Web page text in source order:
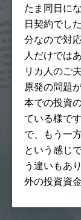
たま同日に
日契約でし
分なので対
人だけでは
リカ人のご
原発の問題
本での投資
ている様で
で、もう一
という感じ
う違いもあ
外の投資資